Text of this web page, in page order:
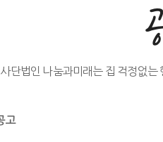
사단법인 나눔과미래는 집 걱정없는
고